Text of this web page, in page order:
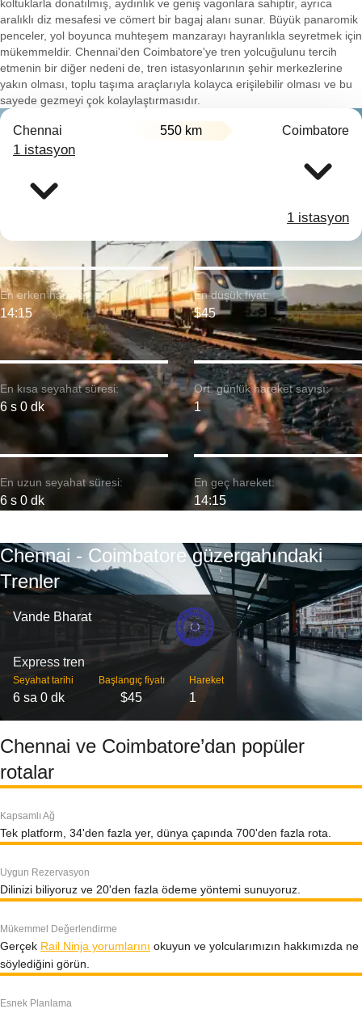
koltuklarla donatılmış, aydınlık ve geniş vagonlara sahiptir, ayrıca
aralıklı diz mesafesi ve cömert bir bagaj alanı sunar. Büyük panaromik
penceler, yol boyunca muhteşem manzarayı hayranlıkla seyretmek için
mükemmeldir. Chennai'den Coimbatore'ye tren yolcuğulunu tercih
etmenin bir diğer nedeni de, tren istasyonlarının şehir merkezlerine
yakın olması, toplu taşıma araçlarıyla kolayca erişilebilir olması ve bu
sayede gezmeyi çok kolaylaştırmasıdır.
Chennai 550 km Coimbatore
1 istasyon
1 istasyon
En kısa seyahat süresi:
6 s 0 dk
En erken hareket:
14:15
En uzun seyahat süresi:
6 s 0 dk
En düşük fiyat:
$45
Ort. günlük hareket sayısı:
1
En geç hareket:
14:15
Chennai - Coimbatore güzergahındaki
Trenler
Vande Bharat
Express tren
Seyahat tarihi
6 sa 0 dk
Başlangıç ​​fiyatı
$45
Hareket
1
Chennai ve Coimbatore’dan popüler
rotalar
Kapsamlı Ağ
Tek platform, 34'den fazla yer, dünya çapında 700'den fazla rota.
Uygun Rezervasyon
Dilinizi biliyoruz ve 20'den fazla ödeme yöntemi sunuyoruz.
Mükemmel Değerlendirme
Gerçek Rail Ninja yorumlarını okuyun ve yolcularımızın hakkımızda ne
söylediğini görün.
Esnek Planlama